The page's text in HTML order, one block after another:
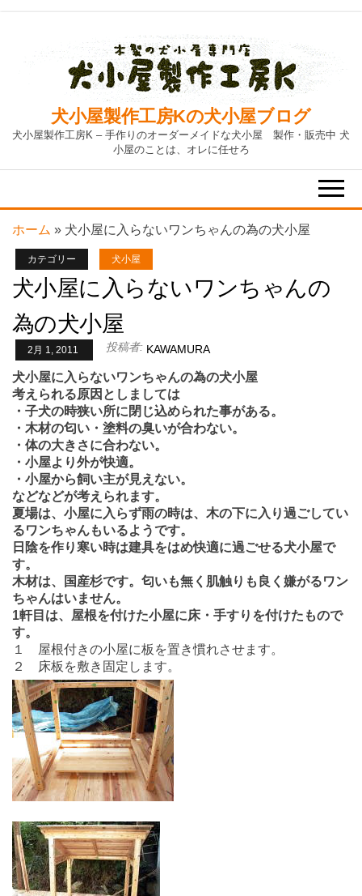
content
犬小屋製作工房Kの犬小屋ブログ
犬小屋製作工房K – 手作りのオーダーメイドな犬小屋 製作・販売中 犬
小屋のことは、オレに任せろ
ホーム » 犬小屋に入らないワンちゃんの為の犬小屋
カテゴリー 犬小屋
犬小屋に入らないワンちゃんの
為の犬小屋
2月 1, 2011 投稿者: KAWAMURA
犬小屋に入らないワンちゃんの為の犬小屋
考えられる原因としましては
・子犬の時狭い所に閉じ込められた事がある。
・木材の匂い・塗料の臭いが合わない。
・体の大きさに合わない。
・小屋より外が快適。
・小屋から飼い主が見えない。
などなどが考えられます。
夏場は、小屋に入らず雨の時は、木の下に入り過ごしてい
るワンちゃんもいるようです。
日陰を作り寒い時は建具をはめ快適に過ごせる犬小屋で
す。
木材は、国産杉です。匂いも無く肌触りも良く嫌がるワン
ちゃんはいません。
1軒目は、屋根を付けた小屋に床・手すりを付けたもので
す。
１ 屋根付きの小屋に板を置き慣れさせます。
２ 床板を敷き固定します。